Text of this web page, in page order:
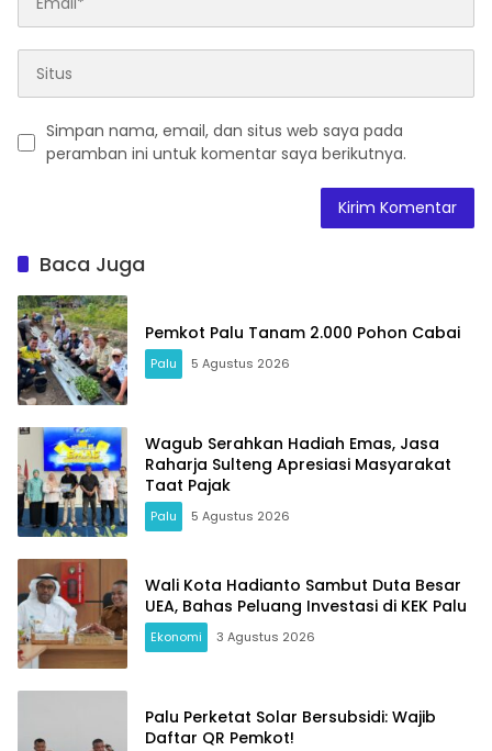
Simpan nama, email, dan situs web saya pada
peramban ini untuk komentar saya berikutnya.
Baca Juga
Pemkot Palu Tanam 2.000 Pohon Cabai
Palu 5 Agustus 2026
Wagub Serahkan Hadiah Emas, Jasa
Raharja Sulteng Apresiasi Masyarakat
Taat Pajak
Palu 5 Agustus 2026
Wali Kota Hadianto Sambut Duta Besar
UEA, Bahas Peluang Investasi di KEK Palu
Ekonomi 3 Agustus 2026
Palu Perketat Solar Bersubsidi: Wajib
Daftar QR Pemkot!